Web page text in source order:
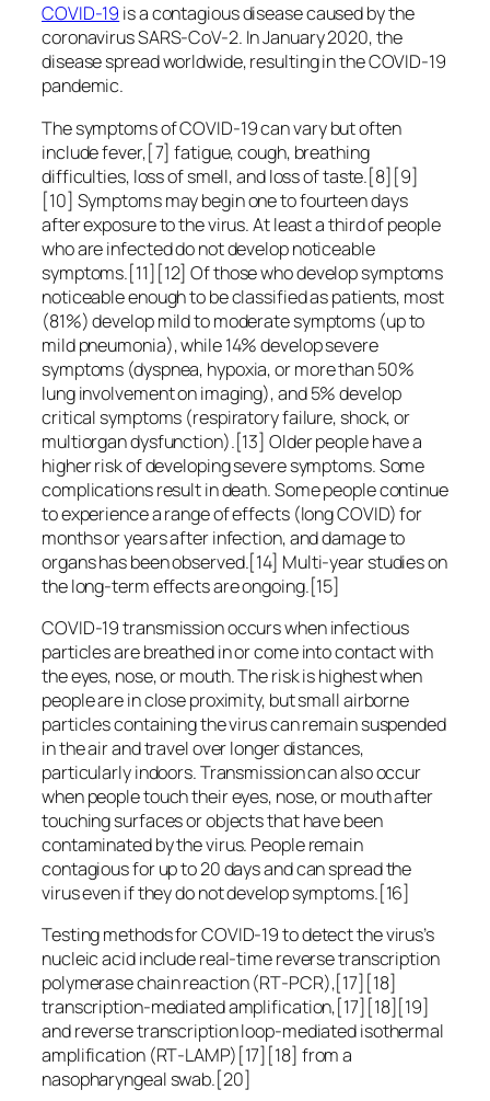
COVID-19 is a contagious disease caused by the
coronavirus SARS-CoV-2. In January 2020, the
disease spread worldwide, resulting in the COVID-19
pandemic.
The symptoms of COVID‑19 can vary but often
include fever,[7] fatigue, cough, breathing
difficulties, loss of smell, and loss of taste.[8][9]
[10] Symptoms may begin one to fourteen days
after exposure to the virus. At least a third of people
who are infected do not develop noticeable
symptoms.[11][12] Of those who develop symptoms
noticeable enough to be classified as patients, most
(81%) develop mild to moderate symptoms (up to
mild pneumonia), while 14% develop severe
symptoms (dyspnea, hypoxia, or more than 50%
lung involvement on imaging), and 5% develop
critical symptoms (respiratory failure, shock, or
multiorgan dysfunction).[13] Older people have a
higher risk of developing severe symptoms. Some
complications result in death. Some people continue
to experience a range of effects (long COVID) for
months or years after infection, and damage to
organs has been observed.[14] Multi-year studies on
the long-term effects are ongoing.[15]
COVID‑19 transmission occurs when infectious
particles are breathed in or come into contact with
the eyes, nose, or mouth. The risk is highest when
people are in close proximity, but small airborne
particles containing the virus can remain suspended
in the air and travel over longer distances,
particularly indoors. Transmission can also occur
when people touch their eyes, nose, or mouth after
touching surfaces or objects that have been
contaminated by the virus. People remain
contagious for up to 20 days and can spread the
virus even if they do not develop symptoms.[16]
Testing methods for COVID-19 to detect the virus’s
nucleic acid include real-time reverse transcription
polymerase chain reaction (RT‑PCR),[17][18]
transcription-mediated amplification,[17][18][19]
and reverse transcription loop-mediated isothermal
amplification (RT‑LAMP)[17][18] from a
nasopharyngeal swab.[20]